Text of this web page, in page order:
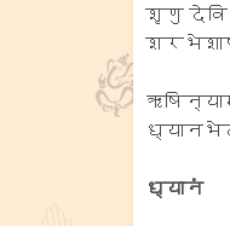
शृणु
ध्यानं